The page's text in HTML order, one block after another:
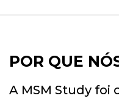
POR QUE
A MSM Study foi